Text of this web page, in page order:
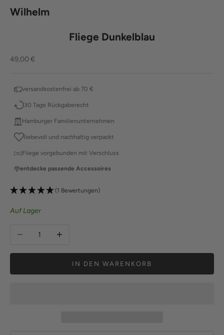
Wilhelm
Fliege Dunkelblau
Angebot
49,00 €
versandkostenfrei ab 70 €
30 Tage Rückgaberecht
Hamburger Familienunternehmen
liebevoll und nachhaltig verpackt
Fliege vorgebunden mit Verschluss
entdecke passende Accessoires
(1 Bewertungen)
Auf Lager
Anzahl verringernAnzahl erhöhen
IN DEN WARENKORB